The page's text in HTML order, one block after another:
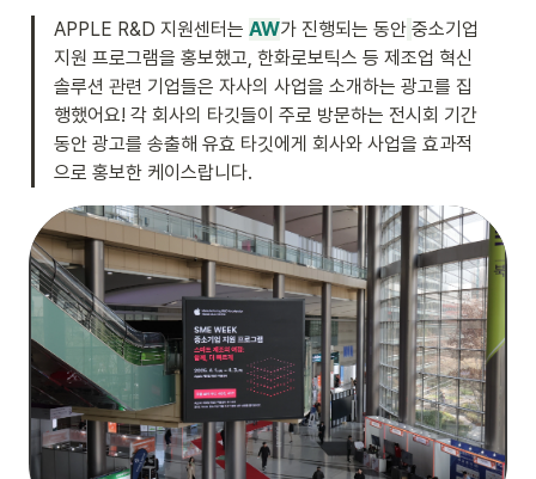
APPLE R&D 지원센터는 AW가 진행되는 동안 중소기업
지원 프로그램을 홍보했고, 한화로보틱스 등 제조업 혁신
솔루션 관련 기업들은 자사의 사업을 소개하는 광고를 집
행했어요! 각 회사의 타깃들이 주로 방문하는 전시회 기간
동안 광고를 송출해 유효 타깃에게 회사와 사업을 효과적
으로 홍보한 케이스랍니다.